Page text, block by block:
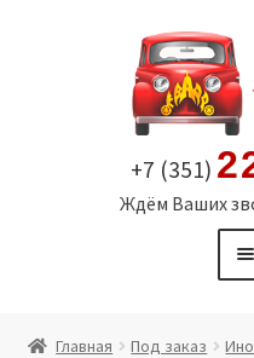
содержимому
+7 (351)
Ждём Ваших
Главная Под заказ